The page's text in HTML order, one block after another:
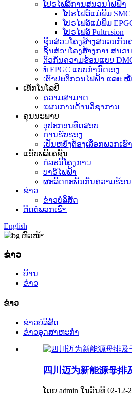
ໂປຣໄຟລ໌ການສນວນໄຟຟ້າ
ໂປຣໄຟລ໌ແມ່ພິມ SMC
ໂປຣໄຟລ໌ແມ່ພິມ
ໂປຣໄຟລ໌ Pultrusion
ຊິ້ນສ່ວນໂຄງສ້າງສນວນກັນ
ຊິ້ນສ່ວນໂຄງສ້າງການສນວ
ຕົວກັນຄວາມຮ້ອນແບບ
ທໍ່ EPGC ແບບກຳນົດເອງ
ເຕົາປະຕິກອນໄຟຟ້າ ແລະ
ເທັກໂນໂລຢີ
ຄວາມສາມາດ
ແຜນການດ້ານວິຊາການ
ຄຸນນະພາບ
ອຸປະກອນທົດສອບ
ການຮັບຮອງ
ເປັນຫຍັງຕ້ອງເລືອກພວກເຮົາ
ແອັບພລິເຄຊັນ
ກໍລະນີໂຄງການ
ບາຣ໌ໄຟຟ້າ
ຜະລິດຕະພັນກັນຄວາມຮ້ອນ
ຂ່າວ
ຂ່າວບໍລິສັດ
ຕິດຕໍ່ພວກເຮົາ
English
ຂ່າວ
ບ້ານ
ຂ່າວ
ຂ່າວ
ຂ່າວບໍລິສັດ
ຂ່າວອຸດສາຫະກຳ
四川迈为新能源母排
ໂດຍ admin ໃນວັນທີ 02-12-